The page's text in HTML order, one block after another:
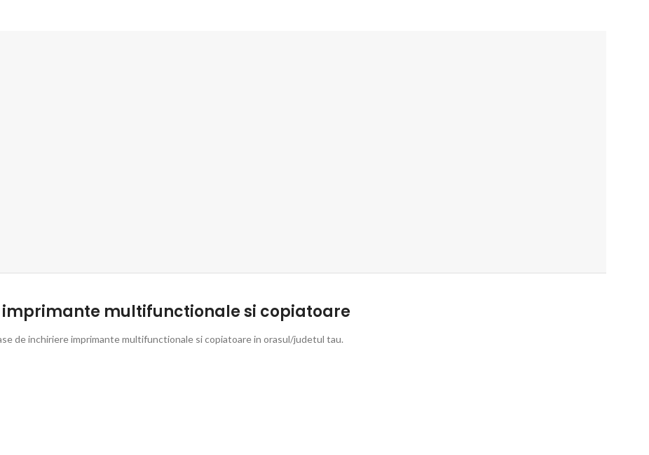
multifunctionale si copiatoare
de inchiriere imprimante multifunctionale si copiatoare in orasul/judetul tau.